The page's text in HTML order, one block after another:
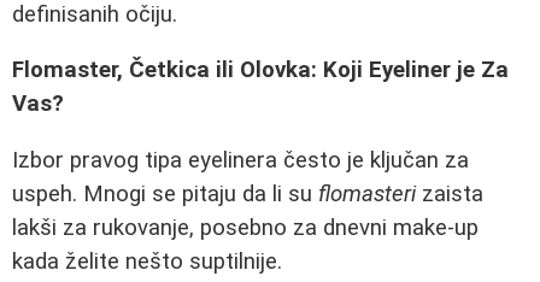
definisanih očiju.
Flomaster, Četkica ili Olovka: Koji Eyeliner je Za
Vas?
Izbor pravog tipa eyelinera često je ključan za
uspeh. Mnogi se pitaju da li su flomasterizaista
lakši za rukovanje, posebno za dnevni make-up
kada želite nešto suptilnije.